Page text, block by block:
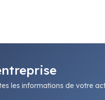
les informations de votre